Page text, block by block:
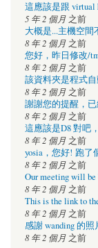
這應該是跟 virtual
5 年 2 個月 之前
大概是...主機空間
8 年 2 個月 之前
您好，昨日修改/
8 年 2 個月 之前
該資料夾是程式
8 年 2 個月 之前
謝謝您的提醒，
8 年 2 個月 之前
這應該是D8 對吧，
8 年 2 個月 之前
yosia，您好! 跑了
8 年 2 個月 之前
Our meeting will be
8 年 2 個月 之前
This is the link to
8 年 2 個月 之前
感謝 wanding 的照
8 年 2 個月 之前